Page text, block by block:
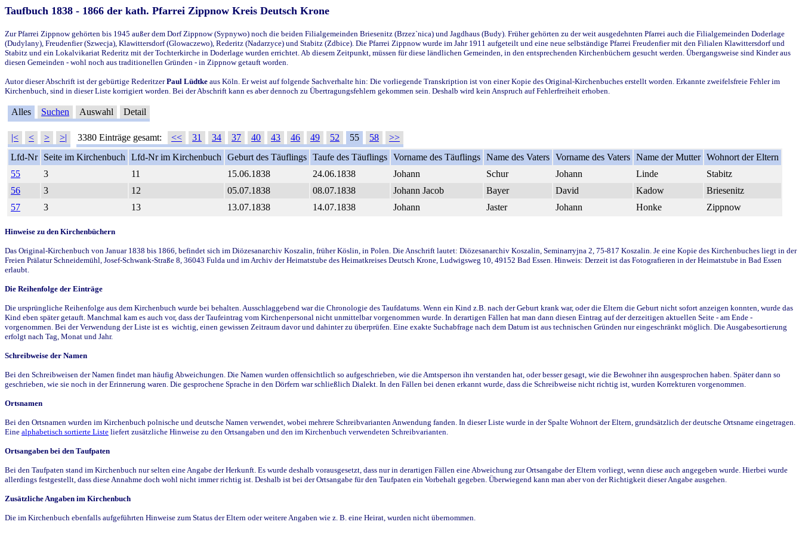
Taufbuch 1838 - 1866 der kath. Pfarrei Zippnow Kreis Deutsch Krone
Zur Pfarrei Zippnow gehörten bis 1945 außer dem Dorf Zippnow (Sypnywo) noch die beiden Filialgemeinden Briesenitz (Brzez`nica) und Jagdhaus (Budy). Früher gehörten zu der weit ausgedehnten Pfarrei auch die Filialgemeinden Doderlage
(Dudylany), Freudenfier (Szwecja), Klawittersdorf (Glowaczewo), Rederitz (Nadarzyce) und Stabitz (Zdbice). Die Pfarrei Zippnow wurde im Jahr 1911 aufgeteilt und eine neue selbständige Pfarrei Freudenfier mit den Filialen Klawittersdorf und
Stabitz und ein Lokalvikariat Rederitz mit der Tochterkirche in Doderlage wurden errichtet. Ab diesem Zeitpunkt, müssen für diese ländlichen Gemeinden, in den entsprechenden Kirchenbüchern gesucht werden. Übergangsweise sind Kinder aus
diesen Gemeinden - wohl noch aus traditionellen Gründen - in Zippnow getauft worden.
Autor dieser Abschrift ist der gebürtige RederitzerPaul Lüdtke aus Köln. Er weist auf folgende Sachverhalte hin: Die vorliegende Transkription ist von einer Kopie des Original-Kirchenbuches erstellt worden. Erkannte zweifelsfreie Fehler im
Kirchenbuch, sind in dieser Liste korrigiert worden. Bei der Abschrift kann es aber dennoch zu Übertragungsfehlern gekommen sein. Deshalb wird kein Anspruch auf Fehlerfreiheit erhoben.
Alles Suchen Auswahl Detail
|< < > >| 3380 Einträge gesamt: << 31 34 37 40 43 46 49 52 55 58
>>
Lfd-Nr
Seite im Kirchenbuch Lfd-Nr im Kirchenbuch Geburt des Täuflings Taufe des Täuflings Vorname des Täuflings Name des Vaters Vorname des Vaters Name der Mutter Wohnort der Eltern
55
3 11 15.06.1838 24.06.1838 Johann Schur Johann Linde
Stabitz
56
3 12 05.07.1838 08.07.1838 Johann Jacob Bayer David Kadow
Briesenitz
57
3 13 13.07.1838 14.07.1838 Johann Jaster Johann Honke Zippnow
Hinweise zu den Kirchenbüchern
Das Original-Kirchenbuch von Januar 1838 bis 1866, befindet sich im Diözesanarchiv Koszalin, früher Köslin, in Polen. Die Anschrift lautet: Diözesanarchiv Koszalin, Seminarryjna 2, 75-817 Koszalin. Je eine Kopie des Kirchenbuches liegt in der
Freien Prälatur Schneidemühl, Josef-Schwank-Straße 8, 36043 Fulda und im Archiv der Heimatstube des Heimatkreises Deutsch Krone, Ludwigsweg 10, 49152 Bad Essen. Hinweis: Derzeit ist das Fotografieren in der Heimatstube in Bad Essen
erlaubt.
Die Reihenfolge der Einträge
Die ursprüngliche Reihenfolge aus dem Kirchenbuch wurde bei behalten. Ausschlaggebend war die Chronologie des Taufdatums. Wenn ein Kind z.B. nach der Geburt krank war, oder die Eltern die Geburt nicht sofort anzeigen konnten, wurde das
Kind eben später getauft. Manchmal kam es auch vor, dass der Taufeintrag vom Kirchenpersonal nicht unmittelbar vorgenommen wurde. In derartigen Fällen hat man dann diesen Eintrag auf der derzeitigen aktuellen Seite - am Ende -
vorgenommen. Bei der Verwendung der Liste ist es wichtig, einen gewissen Zeitraum davor und dahinter zu überprüfen. Eine exakte Suchabfrage nach dem Datum ist aus technischen Gründen nur eingeschränkt möglich. Die Ausgabesortierung
erfolgt nach Tag, Monat und Jahr.
Schreibweise der Namen
Bei den Schreibweisen der Namen findet man häufig Abweichungen. Die Namen wurden offensichtlich so aufgeschrieben, wie die Amtsperson ihn verstanden hat, oder besser gesagt, wie die Bewohner ihn ausgesprochen haben. Später dann so
geschrieben, wie sie noch in der Erinnerung waren. Die gesprochene Sprache in den Dörfern war schließlich Dialekt. In den Fällen bei denen erkannt wurde, dass die Schreibweise nicht richtig ist, wurden Korrekturen vorgenommen.
Ortsnamen
Bei den Ortsnamen wurden im Kirchenbuch polnische und deutsche Namen verwendet, wobei mehrere Schreibvarianten Anwendung fanden. In dieser Liste wurde in der Spalte Wohnort der Eltern, grundsätzlich der deutsche Ortsname eingetragen.
Eine alphabetisch sortierte Liste liefert zusätzliche Hinweise zu den Ortsangaben und den im Kirchenbuch verwendeten Schreibvarianten.
Ortsangaben bei den Taufpaten
Bei den Taufpaten stand im Kirchenbuch nur selten eine Angabe der Herkunft. Es wurde deshalb vorausgesetzt, dass nur in derartigen Fällen eine Abweichung zur Ortsangabe der Eltern vorliegt, wenn diese auch angegeben wurde. Hierbei wurde
allerdings festgestellt, dass diese Annahme doch wohl nicht immer richtig ist. Deshalb ist bei der Ortsangabe für den Taufpaten ein Vorbehalt gegeben. Überwiegend kann man aber von der Richtigkeit dieser Angabe ausgehen.
Zusätzliche Angaben im Kirchenbuch
Die im Kirchenbuch ebenfalls aufgeführten Hinweise zum Status der Eltern oder weitere Angaben wie z. B. eine Heirat, wurden nicht übernommen.